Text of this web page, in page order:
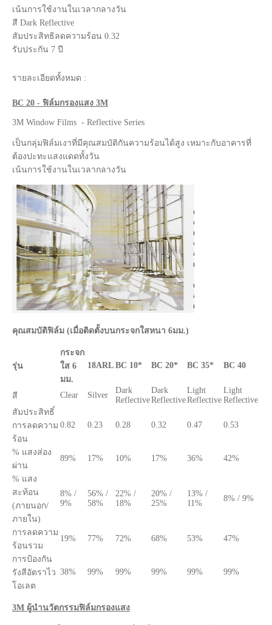
เน้นการใช้งานในเวลากลางวัน
สี Dark Reflective
สัมประสิทธิลดความร้อน 0.32
รับประกัน 7 ปี
รายละเอียดทั้งหมด :
BC 20 - ฟิล์มกรองแสง 3M
3M Window Films - Reflective Series
เป็นกลุ่มฟิล์มเงาที่มีคุณสมบัติกันความร้อนได้สูง เหมาะกับอาคารที่
ต้องปะทะแสงแดดทั้งวัน
เน้นการใช้งานในเวลากลางวัน
คุณสมบัติฟิล์ม (เมื่อติดตั้งบนกระจกใสหนา 6มม.)
รุ่น
กระจก
ใส 6
มม.
18ARL BC 10* BC 20* BC 35* BC 40
สี Clear Silver
Dark
Reflective
Dark
Reflective
Light
Reflective
Light
Reflective
สัมประสิทธิ์
การลดความ
ร้อน
0.82 0.23 0.28 0.32 0.47 0.53
% แสงส่อง
ผ่าน
89% 17% 10% 17% 36% 42%
% แสง
สะท้อน
(ภายนอก/
ภายใน)
8% /
9%
56% /
58%
22% /
18%
20% /
25%
13% /
11%
8% / 9%
การลดความ
ร้อนรวม
19% 77% 72% 68% 53% 47%
การป้องกัน
รังสีอัตราไว
โอเลต
38% 99% 99% 99% 99% 99%
3M ผู้นำนวัตกรรมฟิล์มกรองแสง